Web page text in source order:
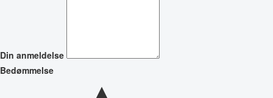
Din anmeldelse
Bedømmelse